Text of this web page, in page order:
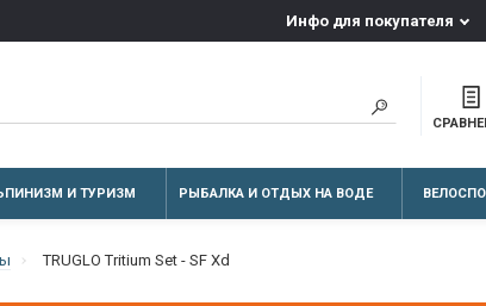
Инфо для покупателя
И ТУРИЗМ РЫБАЛКА И ОТДЫХ НА ВОДЕ
TRUGLO Tritium Set - SF Xd